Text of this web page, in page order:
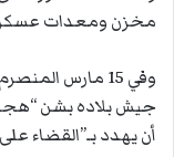
مخزن ومعدات
وفي 15 مارس
جيش بلاده بشن
أن يهدد بـ”القضاء